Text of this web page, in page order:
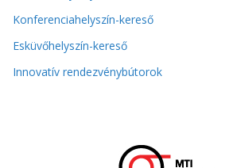
Konferenciahelyszín-kereső
Esküvőhelyszín-kereső
Innovatív rendezvénybútorok